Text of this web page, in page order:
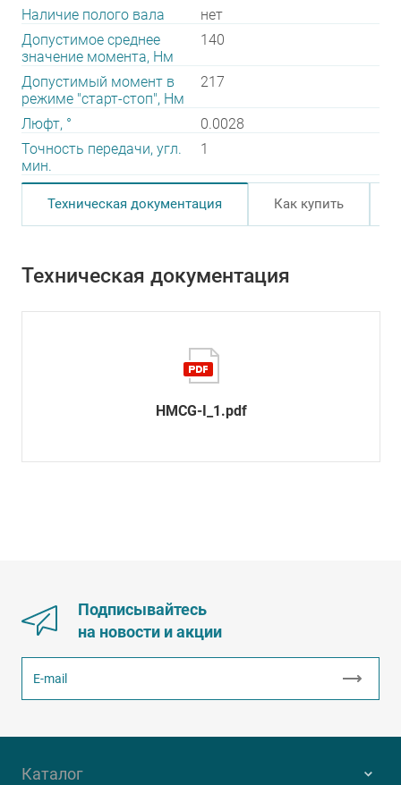
Наличие полого вала
нет
Допустимое среднее
значение момента, Нм
140
Допустимый момент в
режиме "старт-стоп", Нм
217
Люфт, °
0.0028
Точность передачи, угл.
мин.
1
Техническая документация Как купить
Техническая документация
HMCG-I_1.pdf
Подписывайтесь
на новости и акции
Каталог